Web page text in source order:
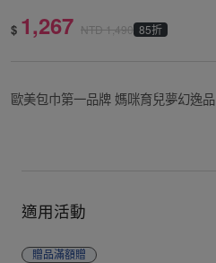
$ 1,267 NTD1,490 85折
歐美包巾第一品牌 媽咪育兒夢幻逸品
適用活動
贈品滿額贈